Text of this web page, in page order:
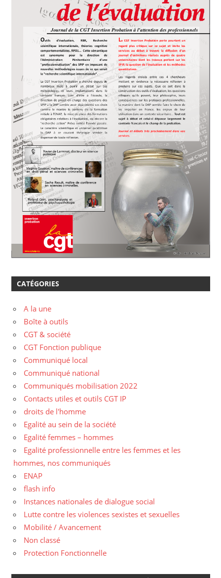
CATÉGORIES
A la une
Boîte à outils
CGT & société
CGT Fonction publique
Communiqué local
Communiqué national
Communiqués mobilisation 2022
Contacts utiles et outils CGT IP
droits de l'homme
Egalité au sein de la société
Egalité femmes – hommes
Egalité professionnelle entre les femmes et les
hommes, nos communiqués
ENAP
flash info
Instances nationales de dialogue social
Lutte contre les violences sexistes et sexuelles
Mobilité / Avancement
Non classé
Protection Fonctionnelle